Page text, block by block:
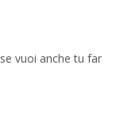
se vuoi anche tu far